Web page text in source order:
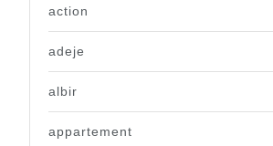
action
adeje
albir
appartement